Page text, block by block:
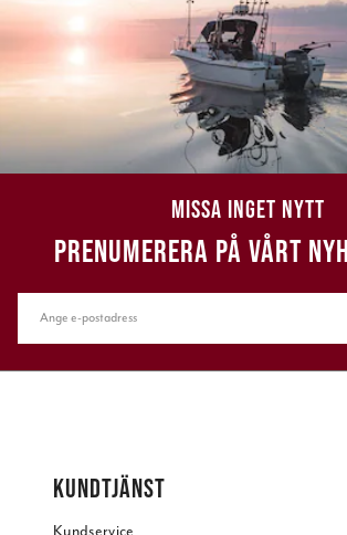
MISSA INGET NYTT
PRENUMERERA PÅ VÅRT
KUNDTJÄNST
Kundservice